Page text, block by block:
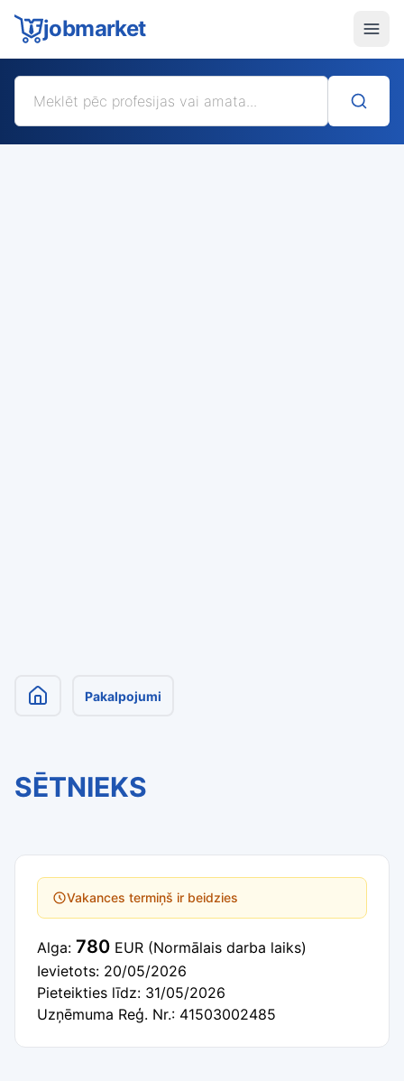
jobmarket
Pakalpojumi
SĒTNIEKS
Vakances termiņš ir beidzies
Alga: 780 EUR (Normālais darba laiks)
Ievietots: 20/05/2026
Pieteikties līdz: 31/05/2026
Uzņēmuma Reģ. Nr.: 41503002485